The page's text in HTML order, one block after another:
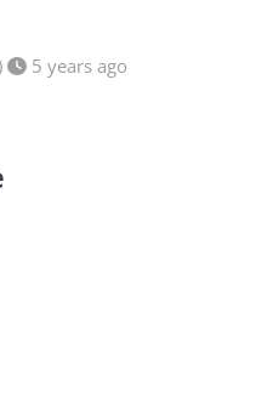
5 years ago